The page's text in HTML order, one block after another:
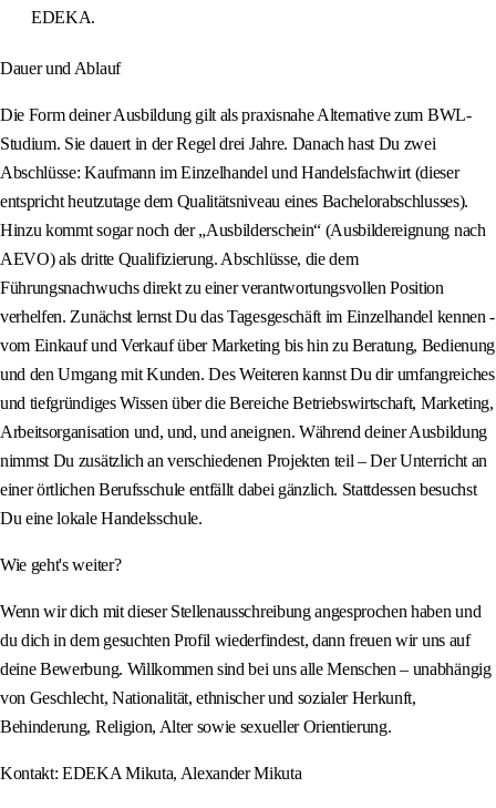
EDEKA.
Dauer und Ablauf
Die Form deiner Ausbildung gilt als praxisnahe Alternative zum BWL-
Studium. Sie dauert in der Regel drei Jahre. Danach hast Du zwei
Abschlüsse: Kaufmann im Einzelhandel und Handelsfachwirt (dieser
entspricht heutzutage dem Qualitätsniveau eines Bachelorabschlusses).
Hinzu kommt sogar noch der „Ausbilderschein“ (Ausbildereignung nach
AEVO) als dritte Qualifizierung. Abschlüsse, die dem
Führungsnachwuchs direkt zu einer verantwortungsvollen Position
verhelfen. Zunächst lernst Du das Tagesgeschäft im Einzelhandel kennen -
vom Einkauf und Verkauf über Marketing bis hin zu Beratung, Bedienung
und den Umgang mit Kunden. Des Weiteren kannst Du dir umfangreiches
und tiefgründiges Wissen über die Bereiche Betriebswirtschaft, Marketing,
Arbeitsorganisation und, und, und aneignen. Während deiner Ausbildung
nimmst Du zusätzlich an verschiedenen Projekten teil – Der Unterricht an
einer örtlichen Berufsschule entfällt dabei gänzlich. Stattdessen besuchst
Du eine lokale Handelsschule.
Wie geht's weiter?
Wenn wir dich mit dieser Stellenausschreibung angesprochen haben und
du dich in dem gesuchten Profil wiederfindest, dann freuen wir uns auf
deine Bewerbung. Willkommen sind bei uns alle Menschen – unabhängig
von Geschlecht, Nationalität, ethnischer und sozialer Herkunft,
Behinderung, Religion, Alter sowie sexueller Orientierung.
Kontakt: EDEKA Mikuta, Alexander Mikuta